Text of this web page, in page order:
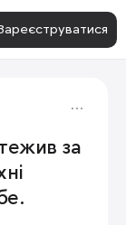
за